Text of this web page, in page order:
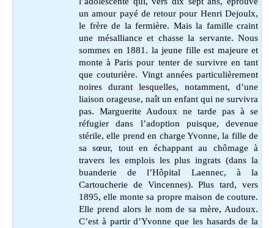
un amour payé de retour pour Henri Dejoulx,
le frère de la fermière. Mais la famille craint
une mésalliance et chasse la servante. Nous
sommes en 1881. la jeune fille est majeure et
monte à Paris pour tenter de survivre en tant
que couturière. Vingt années particulièrement
noires durant lesquelles, notamment, d’une
liaison orageuse, naît un enfant qui ne survivra
pas. Marguerite Audoux ne tarde pas à se
réfugier dans l’adoption puisque, devenue
stérile, elle prend en charge Yvonne, la fille de
sa sœur, tout en échappant au chômage à
travers les emplois les plus ingrats (dans la
buanderie de l’Hôpital Laennec, à la
Cartoucherie de Vincennes). Plus tard, vers
1895, elle monte sa propre maison de couture.
Elle prend alors le nom de sa mère, Audoux.
C’est à partir d’Yvonne que les hasards de la